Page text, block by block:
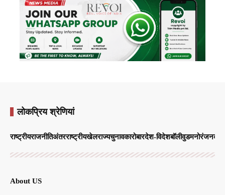
लोकप्रिय श्रेणियां
राष्ट्रीयराजनीतिअंतरराष्ट्रीयखेलराज्यचुनावकारोबारदेश-विदेशबॉलीवुडमनोरंजन
About US